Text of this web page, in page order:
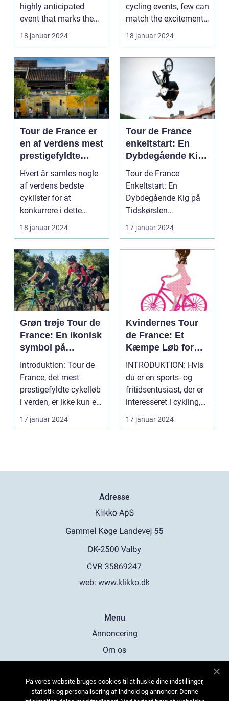
highly anticipated
event that marks the
beginning of the...
18 januar 2024
cycling events, few can
match the excitement
and grandeur...
18 januar 2024
Tour de France er
en af verdens mest
prestigefyldte
cykelløb, der
tiltrækker sports-
og
fritidsentusiaster
Hvert år samles nogle
af verdens bedste
cyklister for at
konkurrere i dette
ikoniske løb, der
strækk...
18 januar 2024
Tour de France
enkeltstart: En
Dybdegående Kig
på Tidskørslen
Tour de France
Enkeltstart: En
Dybdegående Kig på
Tidskørslen
Introduktion til Tour de
France Enke...
17 januar 2024
Grøn trøje Tour de
France: En ikonisk
symbol på
sprinterens styrke
og hastighed
Introduktion: Tour de
France, det mest
prestigefyldte cykelløb
i verden, er ikke kun en
kamp mellem ...
17 januar 2024
Kvindernes Tour
de France: Et
Kæmpe Løb for
Ligestilling i
Cykelsporten
INTRODUKTION: Hvis
du er en sports- og
fritidsentusiast, der er
interesseret i cykling,
har du muli...
17 januar 2024
Adresse
web: www.klikko.dk
Menu
Annoncering
Om os
Kontakt os
På vores website bruges cookies til at huske dine indstillinger,
statistik og personalisering af indhold og annoncer. Denne